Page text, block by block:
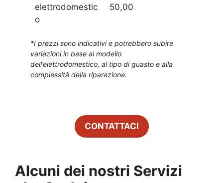
elettrodomestic
o
50,00
*I prezzi sono indicativi e potrebbero subire
variazioni in base al modello
dell’elettrodomestico, al tipo di guasto e alla
complessità della riparazione.
CONTATTACI
Alcuni dei nostri Servizi